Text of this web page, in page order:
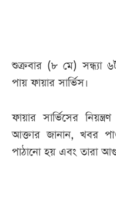
পেপার
শুক্রবার (৮ মে) সন্ধ্যা
পায় ফায়ার সার্ভিস।
ফায়ার সার্ভিসের
আক্তার জানান, খবর
পাঠানো হয় এবং তারা